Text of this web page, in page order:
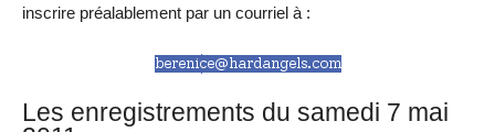
inscrire préalablement par un courriel à :
Les enregistrements du samedi 7 mai